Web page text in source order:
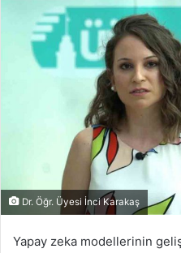
Dr. Öğr. Üyesi İnci Karakaş
Yapay zeka modellerinin